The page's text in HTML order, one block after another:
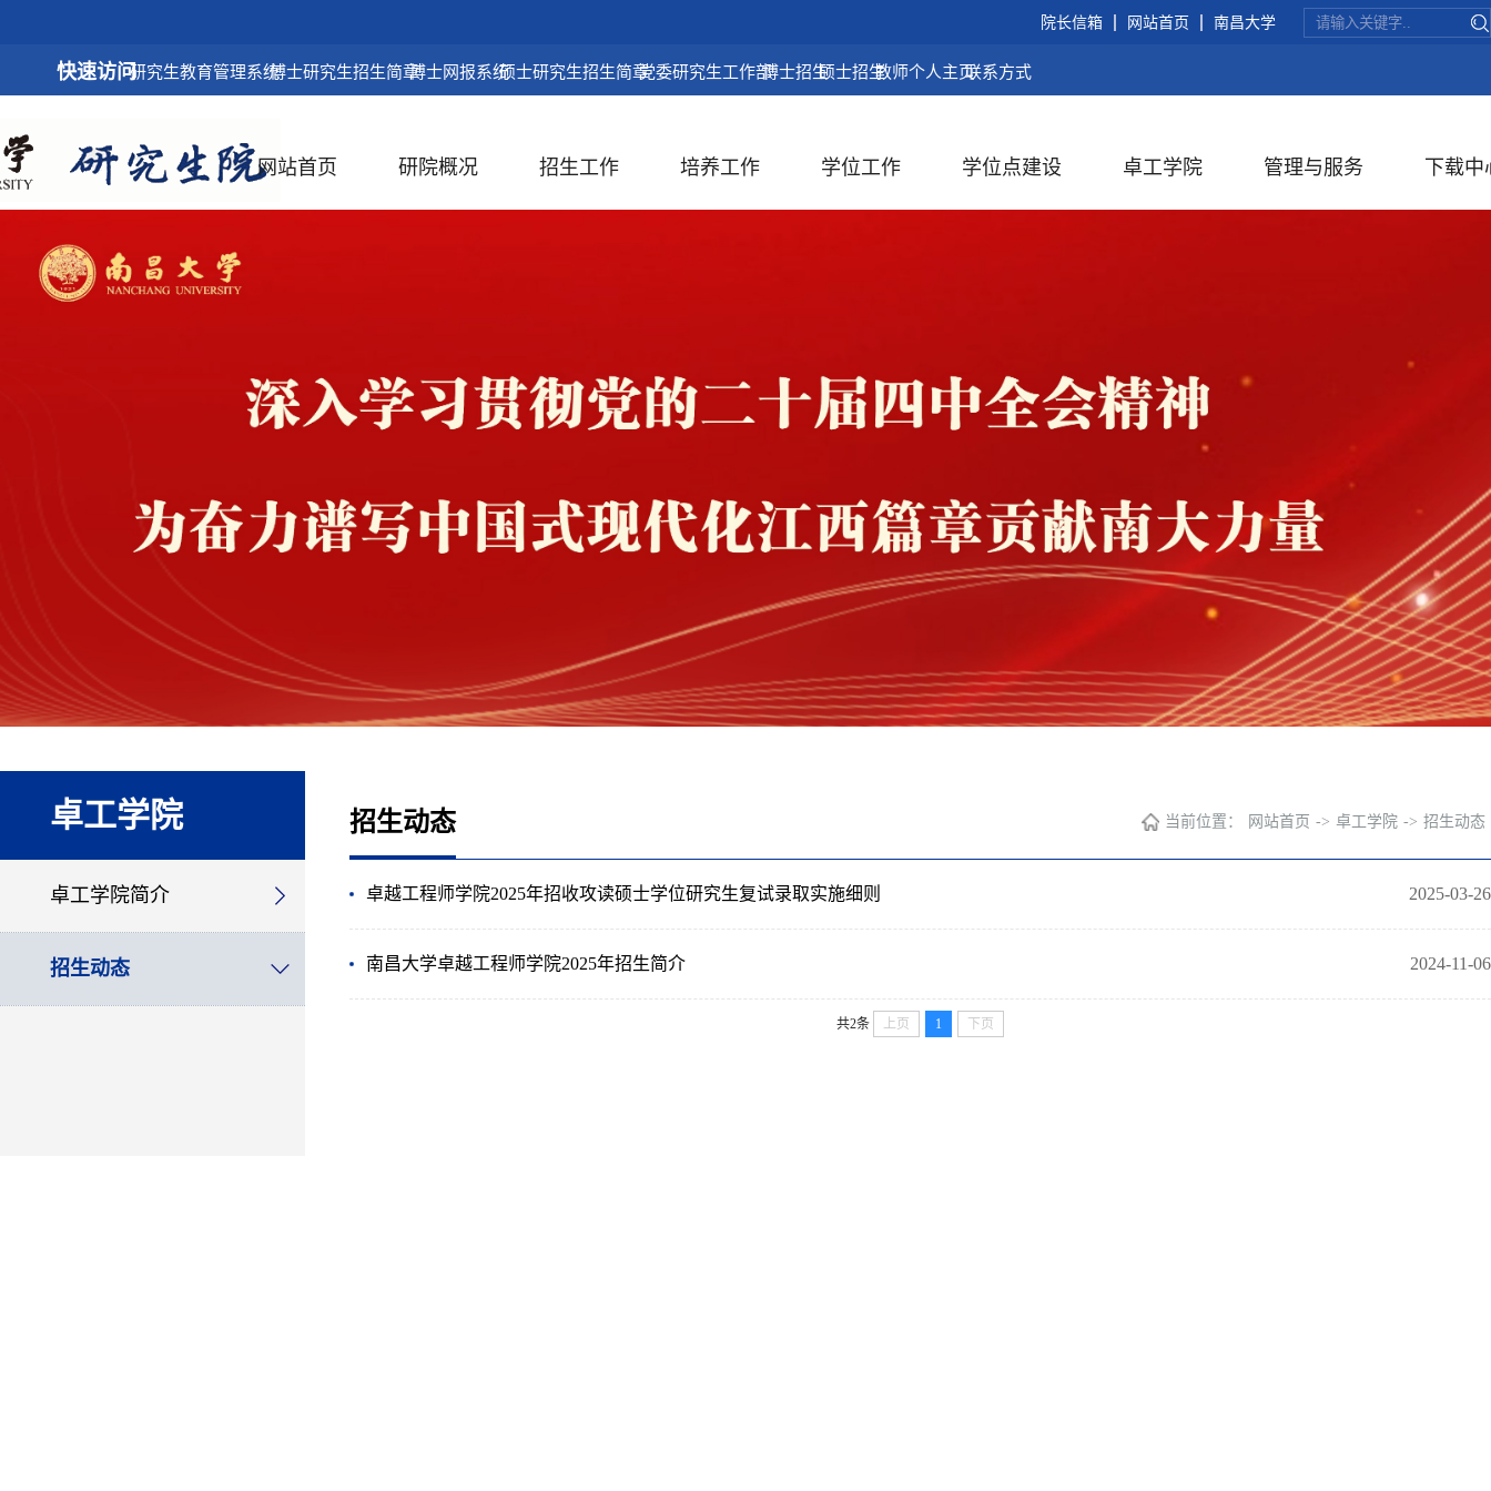
院长信箱 网站首页 南昌大学
快速访问研究生教育管理系统博士研究生招生简章博士网报系统硕士研究生招生简章党委研究生工作部博士招生硕士招生教师个人主页联系方式
网站首页 研院概况 招生工作 培养工作 学位工作 学位点建设 卓工学院 管理与服务 下载中
卓工学院
卓工学院简介
招生动态
招生动态 当前位置： 网站首页 -> 卓工学院 -> 招生动态
2025-03-26
卓越工程师学院2025年招收攻读硕士学位研究生复试录取实施细则
2024-11-06
南昌大学卓越工程师学院2025年招生简介
共2条 上页 1 下页